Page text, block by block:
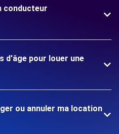
conducteur
d'âge pour louer une
ou annuler ma location